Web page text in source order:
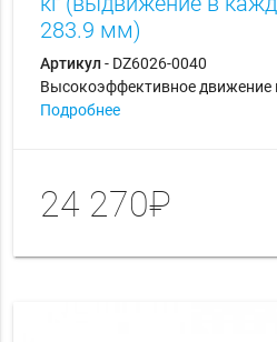
283.9 мм)
Артикул- DZ6026-0040
Высокоэффективное движение
Подробнее
24 270₽